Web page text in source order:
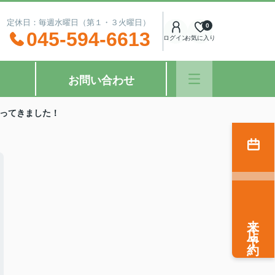
休日：毎週水曜日（第１・３火曜日）
045-594-6613 ログインお気に入り
0
お問い合わせ
てきました！
来店予約